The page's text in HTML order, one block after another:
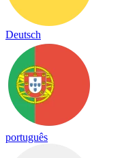
Deutsch
português